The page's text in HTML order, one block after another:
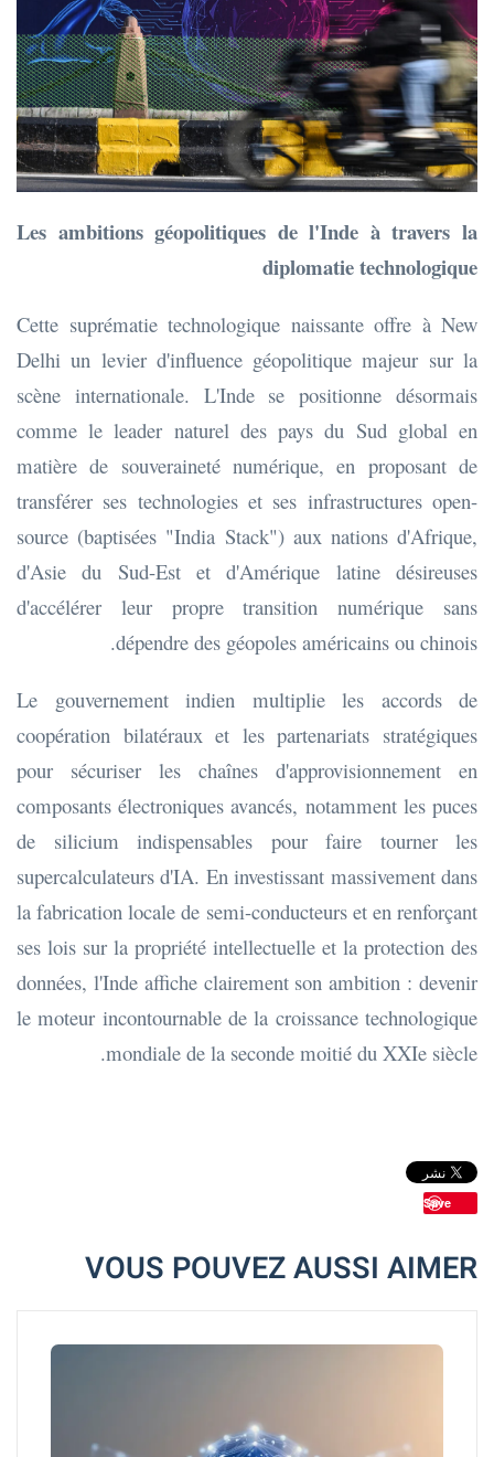
Les ambitions géopolitiques de l'Inde à travers la
diplomatie technologique
Cette suprématie technologique naissante offre à New
Delhi un levier d'influence géopolitique majeur sur la
scène internationale. L'Inde se positionne désormais
comme le leader naturel des pays du Sud global en
matière de souveraineté numérique, en proposant de
transférer ses technologies et ses infrastructures open-
source (baptisées "India Stack") aux nations d'Afrique,
d'Asie du Sud-Est et d'Amérique latine désireuses
d'accélérer leur propre transition numérique sans
dépendre des géopoles américains ou chinois.
Le gouvernement indien multiplie les accords de
coopération bilatéraux et les partenariats stratégiques
pour sécuriser les chaînes d'approvisionnement en
composants électroniques avancés, notamment les puces
de silicium indispensables pour faire tourner les
supercalculateurs d'IA. En investissant massivement dans
la fabrication locale de semi-conducteurs et en renforçant
ses lois sur la propriété intellectuelle et la protection des
données, l'Inde affiche clairement son ambition : devenir
le moteur incontournable de la croissance technologique
mondiale de la seconde moitié du XXIe siècle.
Save
VOUS POUVEZ AUSSI AIMER